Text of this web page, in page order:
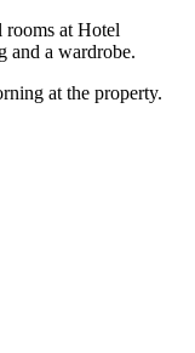
at Hotel
and a wardrobe.
at the property.